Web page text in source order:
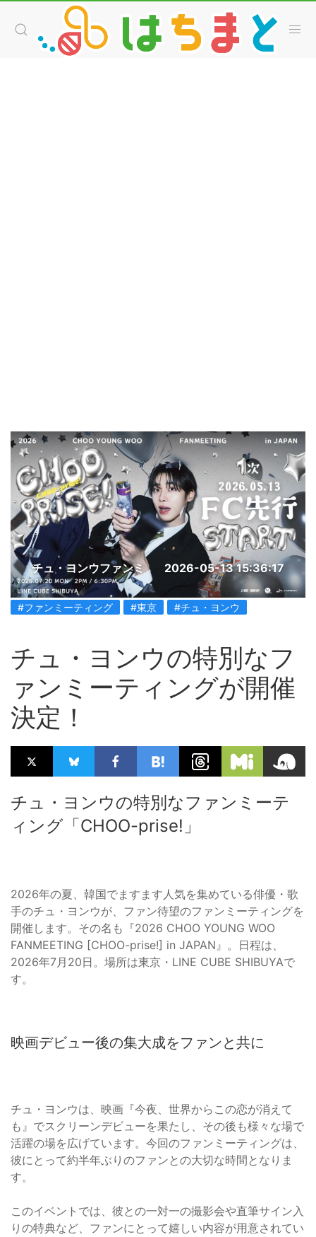
チュ・ヨンウファンミ 2026-05-13 15:36:17
#ファンミーティング #東京 #チュ・ヨンウ
チュ・ヨンウの特別なフ
ァンミーティングが開催
決定！
チュ・ヨンウの特別なファンミーテ
ィング「CHOO-prise!」
2026年の夏、韓国でますます人気を集めている俳優・歌
手のチュ・ヨンウが、ファン待望のファンミーティングを
開催します。その名も『2026 CHOO YOUNG WOO
FANMEETING [CHOO-prise!] in JAPAN』。日程は、
2026年7月20日。場所は東京・LINE CUBE SHIBUYAで
す。
映画デビュー後の集大成をファンと共に
チュ・ヨンウは、映画『今夜、世界からこの恋が消えて
も』でスクリーンデビューを果たし、その後も様々な場で
活躍の場を広げています。今回のファンミーティングは、
彼にとって約半年ぶりのファンとの大切な時間となりま
す。
このイベントでは、彼との一対一の撮影会や直筆サイン入
りの特典など、ファンにとって嬉しい内容が用意されてい